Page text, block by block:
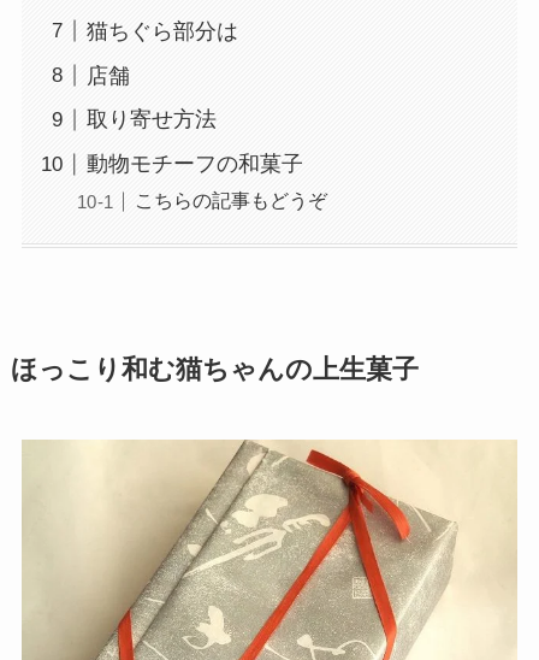
猫ちぐら部分は
店舗
取り寄せ方法
動物モチーフの和菓子
こちらの記事もどうぞ
ほっこり和む猫ちゃんの上生菓子